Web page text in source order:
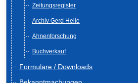
Zeitungsregister
Archiv Gerd Heile
Ahnenforschung
Buchverkauf
Formulare / Downloads